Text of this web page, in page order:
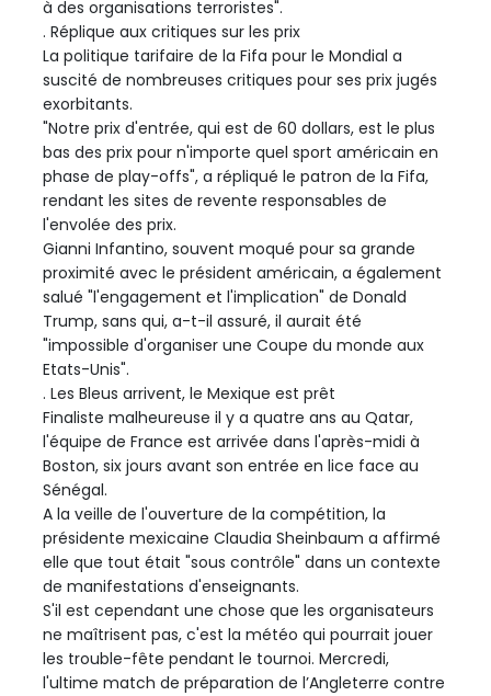
à des organisations terroristes".
. Réplique aux critiques sur les prix
La politique tarifaire de la Fifa pour le Mondial a
suscité de nombreuses critiques pour ses prix jugés
exorbitants.
"Notre prix d'entrée, qui est de 60 dollars, est le plus
bas des prix pour n'importe quel sport américain en
phase de play-offs", a répliqué le patron de la Fifa,
rendant les sites de revente responsables de
l'envolée des prix.
Gianni Infantino, souvent moqué pour sa grande
proximité avec le président américain, a également
salué "l'engagement et l'implication" de Donald
Trump, sans qui, a-t-il assuré, il aurait été
"impossible d'organiser une Coupe du monde aux
Etats-Unis".
. Les Bleus arrivent, le Mexique est prêt
Finaliste malheureuse il y a quatre ans au Qatar,
l'équipe de France est arrivée dans l'après-midi à
Boston, six jours avant son entrée en lice face au
Sénégal.
A la veille de l'ouverture de la compétition, la
présidente mexicaine Claudia Sheinbaum a affirmé
elle que tout était "sous contrôle" dans un contexte
de manifestations d'enseignants.
S'il est cependant une chose que les organisateurs
ne maîtrisent pas, c'est la météo qui pourrait jouer
les trouble-fête pendant le tournoi. Mercredi,
l'ultime match de préparation de l’Angleterre contre